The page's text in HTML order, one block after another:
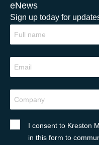
eNews
Sign up today for
I consent to Kreston
in this form to